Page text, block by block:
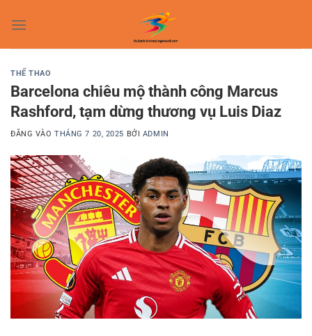
qua
THỂ THAO
Barcelona chiêu mộ thành công Marcus
Rashford, tạm dừng thương vụ Luis Diaz
ĐĂNG VÀOTHÁNG 7 20, 2025 BỞI ADMIN